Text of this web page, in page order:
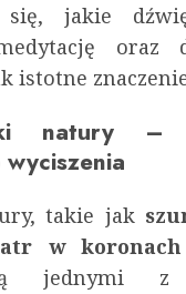
się, jakie
oraz
istotne
natury –
takie jak
w
jednymi z